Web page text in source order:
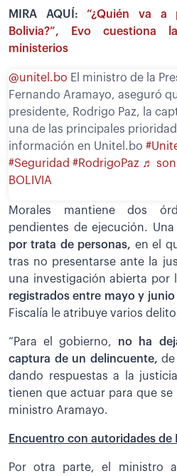
MIRA AQUÍ:“¿Quién va a
Bolivia?”, Evo cuestiona
ministerios
@unitel.bo El ministro de la
Fernando Aramayo, aseguró
presidente, Rodrigo Paz, la
una de las principales
información en Unitel.bo
#Seguridad #RodrigoPaz ♬
BOLIVIA
Morales mantiene dos
pendientes de ejecución. Una
por trata de personas, en el
tras no presentarse ante la
una investigación abierta por
registrados entre mayo y
Fiscalía le atribuye varios
“Para el gobierno, no ha
captura de un delincuente,
dando respuestas a la
tienen que actuar para que se
ministro Aramayo.
Encuentro con autoridades de
Por otra parte, el ministro